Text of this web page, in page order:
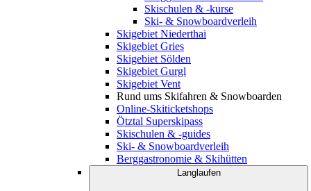
Skischulen & -kurse
Ski- & Snowboardverleih
Skigebiet Niederthai
Skigebiet Gries
Skigebiet Sölden
Skigebiet Gurgl
Skigebiet Vent
Rund ums Skifahren & Snowboarden
Online-Skiticketshops
Ötztal Superskipass
Skischulen & -guides
Ski- & Snowboardverleih
Berggastronomie & Skihütten
Langlaufen